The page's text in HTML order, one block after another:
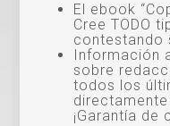
El ebook
Cree TODO
contestando
Información
sobre
todos los
¡Garantía de